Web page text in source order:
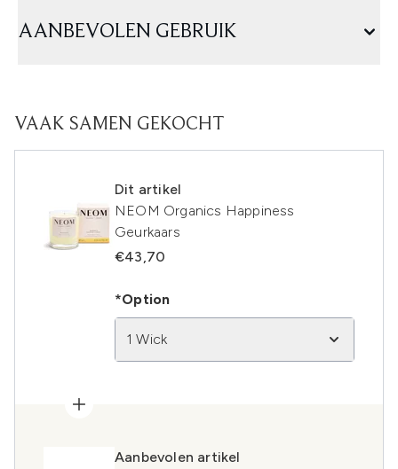
AANBEVOLEN GEBRUIK
VAAK SAMEN GEKOCHT
Dit artikel
NEOM Organics Happiness
Geurkaars
€43,70
*Option
1 Wick
Aanbevolen artikel